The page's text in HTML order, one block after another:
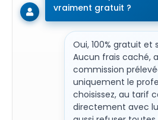
vraiment gratuit ?
Oui, 100% gratuit
Aucun frais caché,
commission
uniquement le
choisissez, au tarif
directement avec